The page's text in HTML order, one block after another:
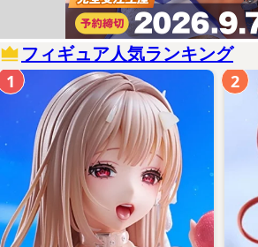
フィギュア人気ランキング
1 2